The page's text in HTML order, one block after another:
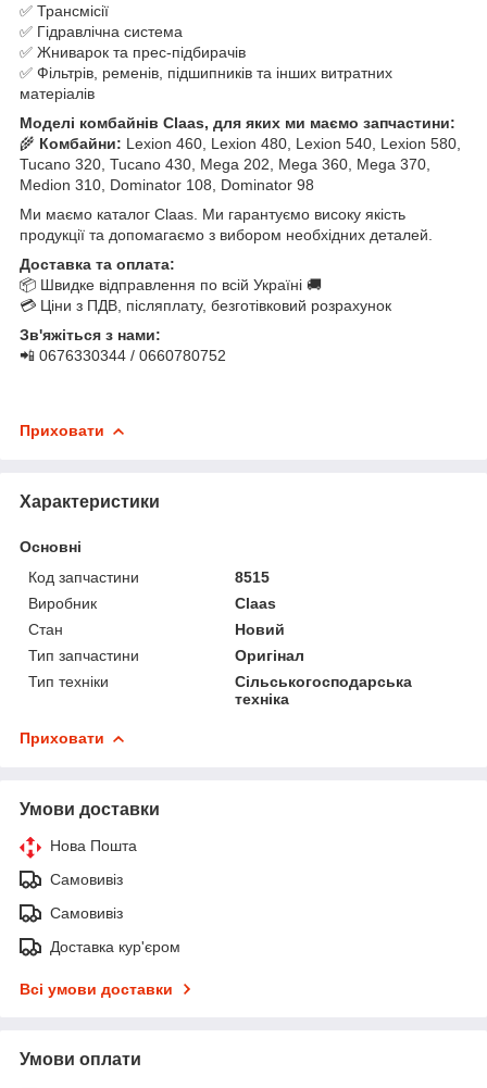
✅ Трансмісії
✅ Гідравлічна система
✅ Жниварок та прес-підбирачів
✅ Фільтрів, ременів, підшипників та інших витратних
матеріалів
Моделі комбайнів Claas, для яких ми маємо запчастини:
🌾 Комбайни: Lexion 460, Lexion 480, Lexion 540, Lexion 580,
Tucano 320, Tucano 430, Mega 202, Mega 360, Mega 370,
Medion 310, Dominator 108, Dominator 98
Ми маємо каталог Claas. Ми гарантуємо високу якість
продукції та допомагаємо з вибором необхідних деталей.
Доставка та оплата:
📦 Швидке відправлення по всій Україні 🚚
💳 Ціни з ПДВ, післяплату, безготівковий розрахунок
Зв'яжіться з нами:
📲 0676330344 / 0660780752
Приховати
Характеристики
Основні
Код запчастини
8515
Виробник
Claas
Стан
Новий
Тип запчастини
Оригінал
Тип техніки
Сільськогосподарська
техніка
Приховати
Умови доставки
Нова Пошта
Самовивіз
Самовивіз
Доставка кур'єром
Всі умови доставки
Умови оплати